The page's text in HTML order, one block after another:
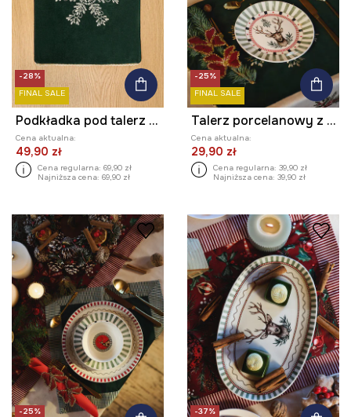
-28%
FINAL SALE
Podkładka pod talerz świąteczna 35 x 45 cm (2-pack)
Cena aktualna:
49,90 zł
Cena regularna: 69,90 zł
Najniższa cena: 69,90 zł
-25%
FINAL SALE
Talerz porcelanowy z ozdobnym wzorem
Cena aktualna:
29,90 zł
Cena regularna: 39,90 zł
Najniższa cena: 39,90 zł
-25%
-37%